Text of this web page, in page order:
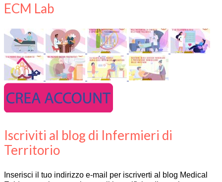
ECM Lab
Iscriviti al blog di Infermieri di
Territorio
Inserisci il tuo indirizzo e-mail per iscriverti al blog Medical